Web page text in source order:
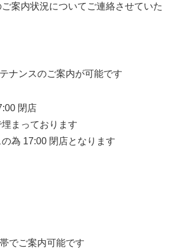
案内状況についてご連絡させていた
ナンスのご案内が可能です
閉店
まっております
為 17:00 閉店となります
でご案内可能です